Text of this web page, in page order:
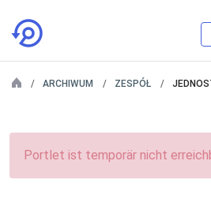
ARCHIWUM ZESPÓŁ
Portlet ist temporär nicht